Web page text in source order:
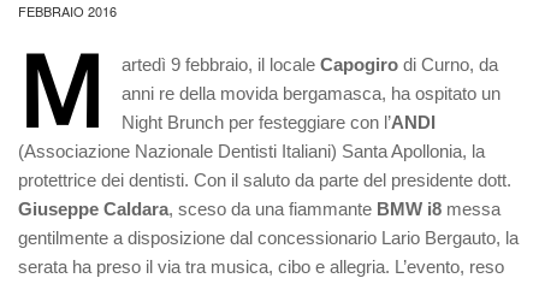
FEBBRAIO 2016
M artedì 9 febbraio, il locale Capogiro di Curno, da
anni re della movida bergamasca, ha ospitato un
Night Brunch per festeggiare con l’ANDI
(Associazione Nazionale Dentisti Italiani) Santa Apollonia, la
protettrice dei dentisti. Con il saluto da parte del presidente dott.
Giuseppe Caldara, sceso da una fiammante BMW i8 messa
gentilmente a disposizione dal concessionario Lario Bergauto, la
serata ha preso il via tra musica, cibo e allegria. L’evento, reso